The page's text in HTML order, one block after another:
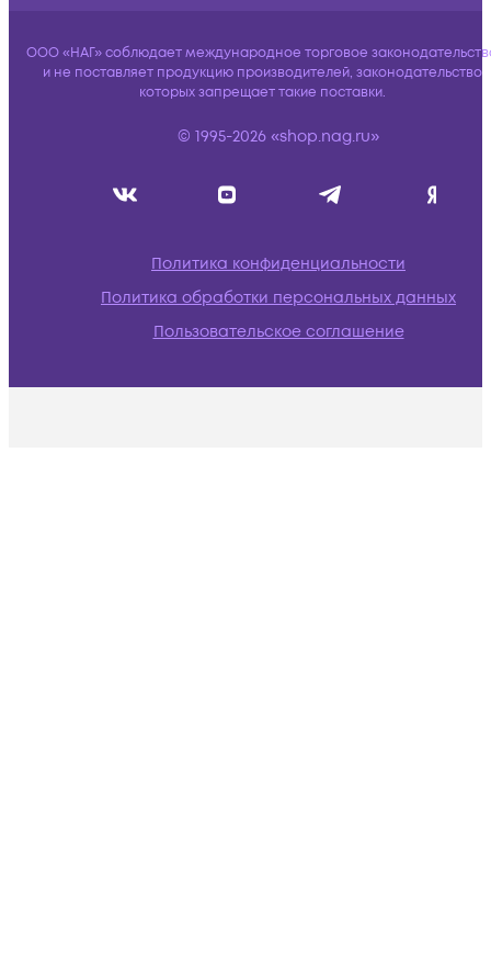
ООО «НАГ» соблюдает международное торговое
и не поставляет продукцию производителей, законодательство
которых запрещает такие поставки.
© 1995-2026 «shop.nag.ru»
Политика конфиденциальности
Политика обработки персональных данных
Пользовательское соглашение